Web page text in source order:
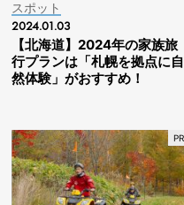
スポット
2024.01.03
【北海道】2024年の家族旅
行プランは「札幌を拠点に自
然体験」がおすすめ！